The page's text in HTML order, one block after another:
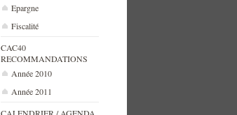
Epargne
Fiscalité
CAC40
RECOMMANDATIONS
Année 2010
Année 2011